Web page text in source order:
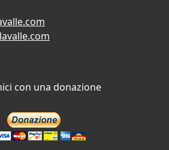
con una donazione